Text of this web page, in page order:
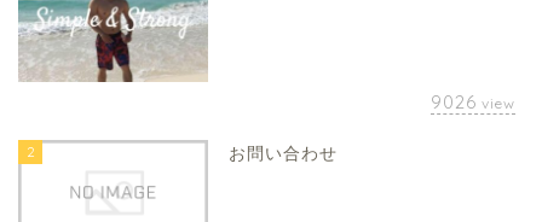
9026 view
2 お問い合わせ